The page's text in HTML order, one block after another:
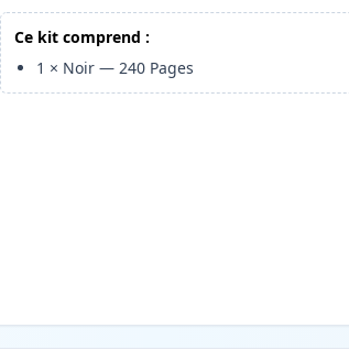
Ce kit comprend :
1 × Noir —240 Pages